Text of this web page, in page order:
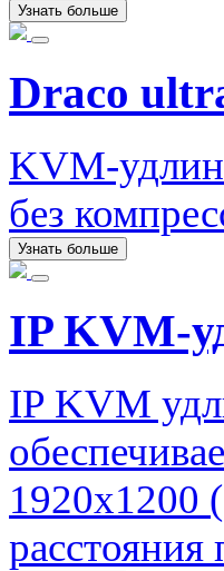
Узнать больше
Draco
KVM-
без
Узнать больше
IP KVM-
IP KVM
1920х1200
расстояния